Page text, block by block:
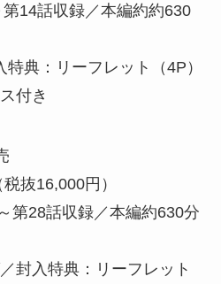
14話収録／本編約約630
典：リーフレット（4P）
付き
抜16,000円）
第28話収録／本編約630分
封入特典：リーフレット